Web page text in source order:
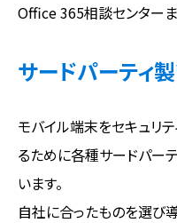
Office 365相談センター
サードパーティ
モバイル端末をセキュリ
るために各種サードパー
います。
自社に合ったものを選び